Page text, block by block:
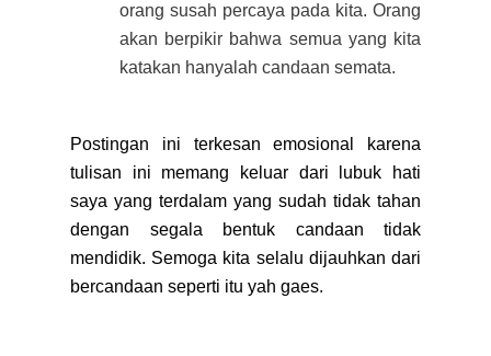
orang susah percaya pada kita. Orang
akan berpikir bahwa semua yang kita
katakan hanyalah candaan semata.
Postingan ini terkesan emosional karena
tulisan ini memang keluar dari lubuk hati
saya yang terdalam yang sudah tidak tahan
dengan segala bentuk candaan tidak
mendidik. Semoga kita selalu dijauhkan dari
bercandaan seperti itu yah gaes.